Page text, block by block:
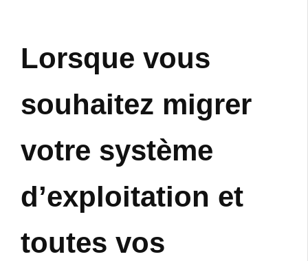
Lorsque vous
souhaitez migrer
votre système
d’exploitation et
toutes vos